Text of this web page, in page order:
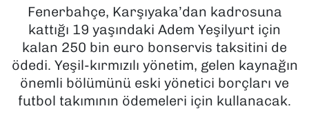
Fenerbahçe, Karşıyaka’dan kadrosuna
kattığı 19 yaşındaki Adem Yeşilyurt için
kalan 250 bin euro bonservis taksitini de
ödedi. Yeşil-kırmızılı yönetim, gelen kaynağın
önemli bölümünü eski yönetici borçları ve
futbol takımının ödemeleri için kullanacak.
MAGAZİN
POLİTİKA
SAĞLIK
SPOR
Haber Arşivi